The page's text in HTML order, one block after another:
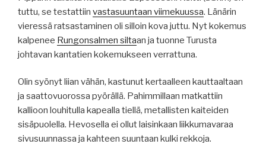
tuttu, se testattiin vastasuuntaan viimekuussa. Länärin
vieressä ratsastaminen oli silloin kova juttu. Nyt kokemus
kalpenee Rungonsalmen siltaan ja tuonne Turusta
johtavan kantatien kokemukseen verrattuna.
Olin syönyt liian vähän, kastunut kertaalleen kauttaaltaan
ja saattovuorossa pyörällä. Pahimmillaan matkattiin
kallioon louhitulla kapealla tiellä, metallisten kaiteiden
sisäpuolella. Hevosella ei ollut laisinkaan liikkumavaraa
sivusuunnassa ja kahteen suuntaan kulki rekkoja.